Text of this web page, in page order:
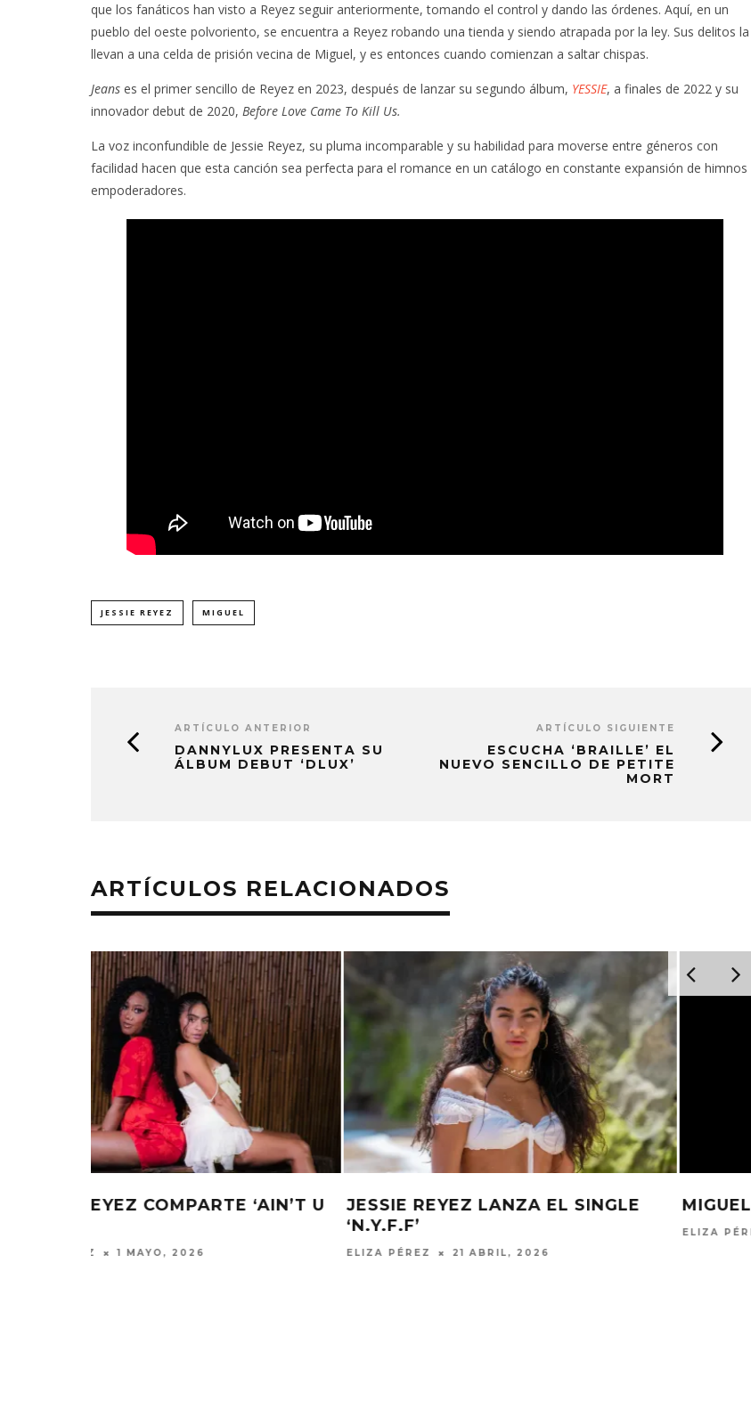
que los fanáticos han visto a Reyez seguir anteriormente, tomando el control y dando las órdenes. Aquí, en un
pueblo del oeste polvoriento, se encuentra a Reyez robando una tienda y siendo atrapada por la ley. Sus delitos la
llevan a una celda de prisión vecina de Miguel, y es entonces cuando comienzan a saltar chispas.
Jeans es el primer sencillo de Reyez en 2023, después de lanzar su segundo álbum, YESSIE, a finales de 2022 y su
innovador debut de 2020, Before Love Came To Kill Us.
La voz inconfundible de Jessie Reyez, su pluma incomparable y su habilidad para moverse entre géneros con
facilidad hacen que esta canción sea perfecta para el romance en un catálogo en constante expansión de himnos
empoderadores.
JESSIE REYEZ MIGUEL
ARTÍCULO ANTERIOR
DANNYLUX PRESENTA SU
ÁLBUM DEBUT ‘DLUX’
ARTÍCULO SIGUIENTE
ESCUCHA ‘BRAILLE’ EL
NUEVO SENCILLO DE PETITE
MORT
ARTÍCULOS RELACIONADOS
JESSIE REYEZ LANZA EL SINGLE
ELIZA PÉREZ 21 ABRIL, 2026
MIGUEL ANUNCIA EL ÁLBUM ‘CAOS’